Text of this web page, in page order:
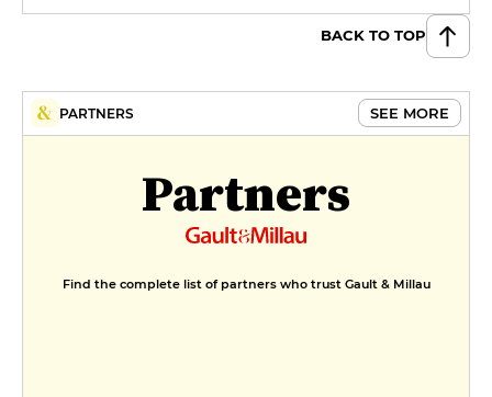
BACK TO TOP
PARTNERS SEE MORE
Partners
Find the complete list of partners who trust Gault & Millau